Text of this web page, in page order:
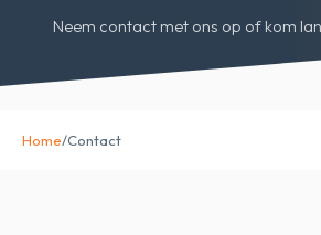
Neem contact met ons op of kom
Home/Contact